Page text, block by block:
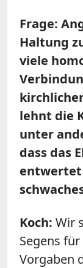
Frage:
Haltung
viele
lehnt die
unter
dass das
entwertet
Koch: Wir
Segens
Vorgaben